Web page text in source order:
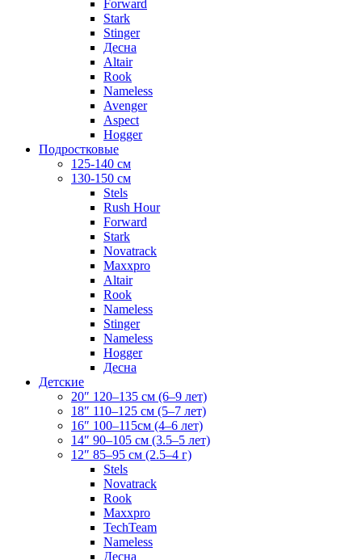
Forward
Stark
Stinger
Десна
Altair
Rook
Nameless
Avenger
Aspect
Hogger
Подростковые
125-140 см
130-150 см
Stels
Rush Hour
Forward
Stark
Novatrack
Maxxpro
Altair
Rook
Nameless
Stinger
Nameless
Hogger
Десна
Детские
20″ 120–135 см (6–9 лет)
18″ 110–125 см (5–7 лет)
16″ 100–115см (4–6 лет)
14″ 90–105 см (3.5–5 лет)
12″ 85–95 см (2.5–4 г)
Stels
Novatrack
Rook
Maxxpro
TechTeam
Nameless
Десна